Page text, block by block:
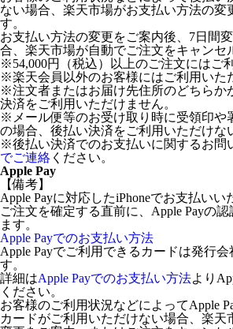
ない場合、楽天市場がお支払い方法の変
す。
お支払い方法の変更をご案内後、7日間
合、楽天市場が自動でご注文をキャンセ
※54,000円（税込）以上のご注文にはご
※楽天会員以外のお客様にはご利用いた
※注文者またはお届け先住所のどちらか
決済をご利用いただけません。
※メール便等のお受け取り時に受領印や
の場合、後払い決済をご利用いただけな
※後払い決済でのお支払いに関するお問
でご連絡 ください。
Apple Pay
【備考】
Apple Payに対応したiPhoneでお支払いい
ご注文を確定する直前に、Apple Payの
ます。
Apple Payでのお支払い方法
Apple Payでご利用できるカードは発行
す。
詳細はApple Payでのお支払い方法より
ください。
お客様のご利用状況などによってApple
カードがご利用いただけない場合、楽天